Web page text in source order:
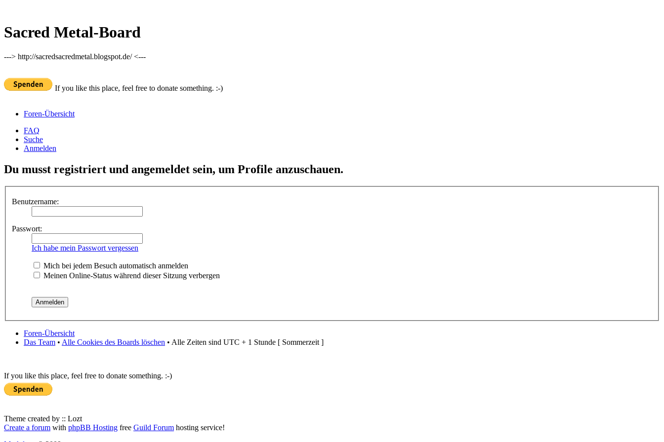
Sacred Metal-Board
---> http://sacredsacredmetal.blogspot.de/ <---
If you like this place, feel free to donate something. :-)
Foren-Übersicht
FAQ
Suche
Anmelden
Du musst registriert und angemeldet sein, um Profile anzuschauen.
Benutzername:
Passwort:
Ich habe mein Passwort vergessen
Mich bei jedem Besuch automatisch anmelden
Meinen Online-Status während dieser Sitzung verbergen
Foren-Übersicht
Das Team • Alle Cookies des Boards löschen • Alle Zeiten sind UTC + 1 Stunde [ Sommerzeit ]
If you like this place, feel free to donate something. :-)
Theme created by :: Lozt
Create a forum with phpBB Hosting free Guild Forum hosting service!